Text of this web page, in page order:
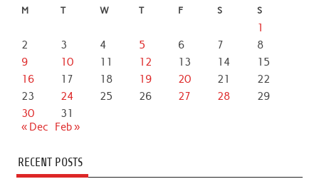
M T W T F S S
1
2
3 4 5 6 7
8
9
10 11 12 13 14
15
16
17 18 19 20 21
22
23
24 25 26 27 28
29
30
31
« Dec
Feb »
RECENT POSTS